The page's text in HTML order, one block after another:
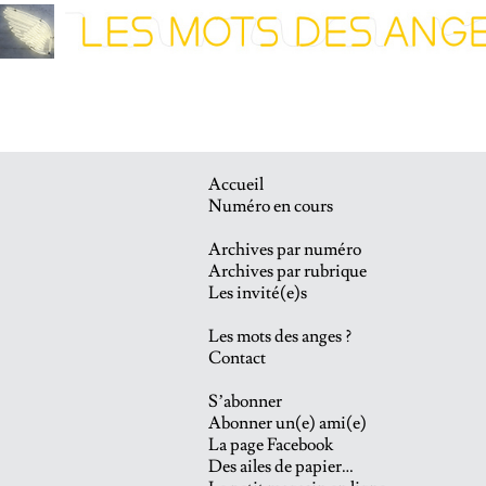
Accueil
Numéro en cours
Archives par numéro
Archives par rubrique
Les invité(e)s
Les mots des anges ?
Contact
S’abonner
Abonner un(e) ami(e)
La page Facebook
Des ailes de papier…